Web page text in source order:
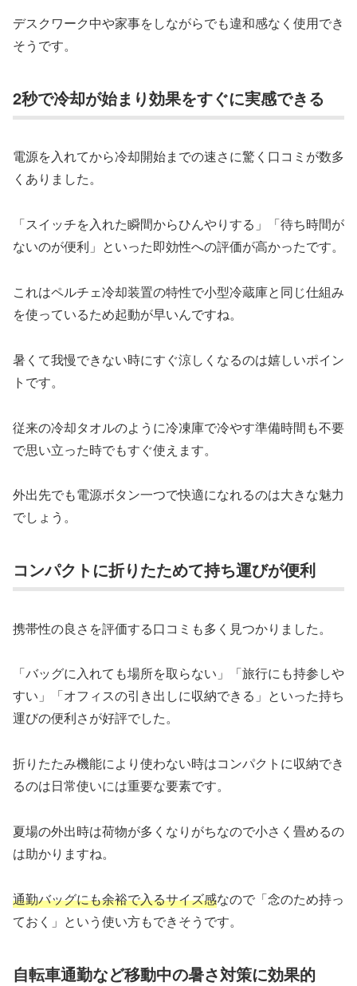
デスクワーク中や家事をしながらでも違和感なく使用でき
そうです。
2秒で冷却が始まり効果をすぐに実感できる
電源を入れてから冷却開始までの速さに驚く口コミが数多
くありました。
「スイッチを入れた瞬間からひんやりする」「待ち時間が
ないのが便利」といった即効性への評価が高かったです。
これはペルチェ冷却装置の特性で小型冷蔵庫と同じ仕組み
を使っているため起動が早いんですね。
暑くて我慢できない時にすぐ涼しくなるのは嬉しいポイン
トです。
従来の冷却タオルのように冷凍庫で冷やす準備時間も不要
で思い立った時でもすぐ使えます。
外出先でも電源ボタン一つで快適になれるのは大きな魅力
でしょう。
コンパクトに折りたためて持ち運びが便利
携帯性の良さを評価する口コミも多く見つかりました。
「バッグに入れても場所を取らない」「旅行にも持参しや
すい」「オフィスの引き出しに収納できる」といった持ち
運びの便利さが好評でした。
折りたたみ機能により使わない時はコンパクトに収納でき
るのは日常使いには重要な要素です。
夏場の外出時は荷物が多くなりがちなので小さく畳めるの
は助かりますね。
通勤バッグにも余裕で入るサイズ感なので「念のため持っ
ておく」という使い方もできそうです。
自転車通勤など移動中の暑さ対策に効果的